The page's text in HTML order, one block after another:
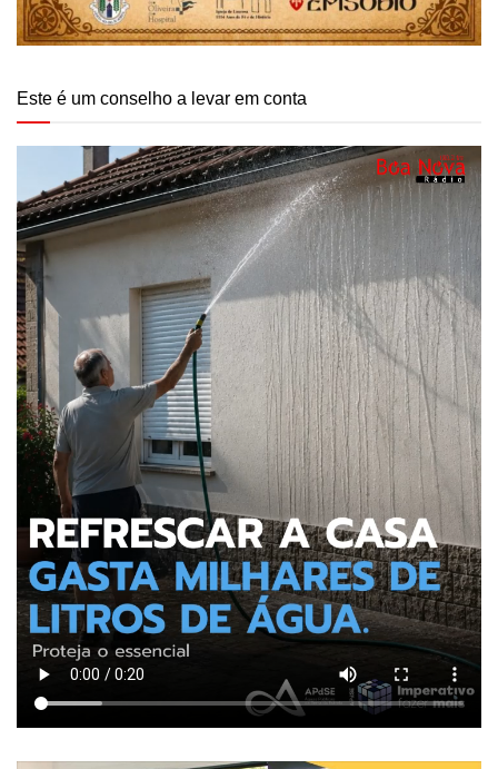
Este é um conselho a levar em conta